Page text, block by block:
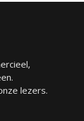
lezers.